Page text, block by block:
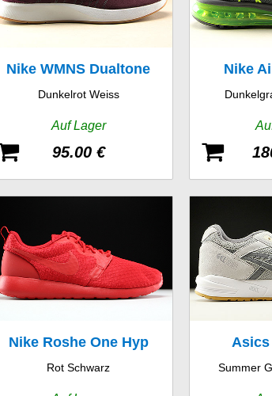
Nike WMNS Dualtone
Racer SE
Dunkelrot Weiss
Auf Lager
95.00 €
Nike
Nike Roshe One Hyp
Rot Schwarz
Asics
Summer